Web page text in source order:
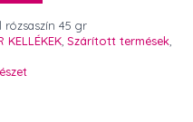
rózsaszín 45 gr
KELLÉKEK Szárított termések